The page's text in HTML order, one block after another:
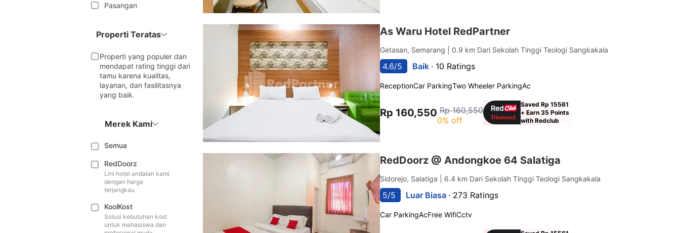
Pasangan
Properti Teratas
Properti yang populer dan
mendapat rating tinggi dari
tamu karena kualitas,
layanan, dan fasilitasnya
yang baik.
Merek Kami
Semua
RedDoorz
Lini hotel andalan kami
dengan harga
terjangkau
KoolKost
Solusi kebutuhan kost
untuk mahasiswa dan
As Waru Hotel RedPartner
Getasan, Semarang | 0.9 km Dari Sekolah Tinggi Teologi Sangkakala
4.6/5 Baik · 10 Ratings
ReceptionCar ParkingTwo Wheeler ParkingAc
Rp 160,550 Rp 160,550
0% off
Saved Rp 15561
+ Earn 35 Points
with Redclub
RedDoorz @ Andongkoe 64 Salatiga
Sidorejo, Salatiga | 6.4 km Dari Sekolah Tinggi Teologi Sangkakala
5/5 Luar Biasa · 273 Ratings
Car ParkingAcFree WifiCctv